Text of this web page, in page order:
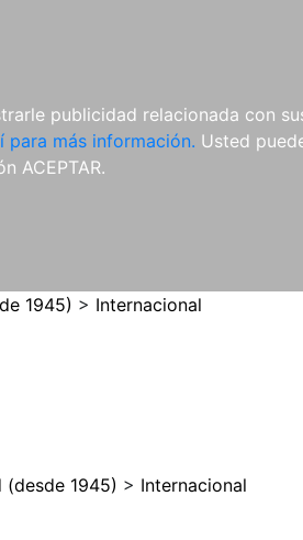
publicidad relacionada con
para más información. Usted
ACEPTAR.
CDS Y
DVDS
MATERIAL
COMPLEMENTARIO
1945) > Internacional
1945) > Internacional